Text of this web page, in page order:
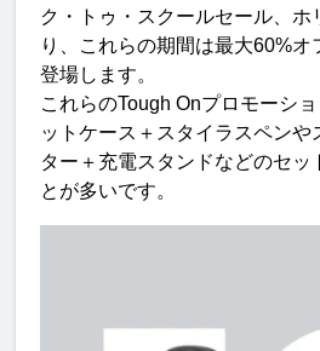
ク・トゥ・スクールセール、ホ
り、これらの期間は最大60%
登場します。
これらのTough Onプロモーシ
ットケース＋スタイラスペンや
ター＋充電スタンドなどのセッ
とが多いです。